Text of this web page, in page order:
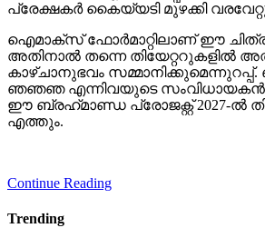
പ്രേക്ഷകര്‍ കൈയ്യടി മുഴക്കി
ഐമാക്‌സ് ഫോര്‍മാറ്റിലാണ് ഈ
അതിനാല്‍ തന്നെ തിയേറ്ററുകളില്‍
കാഴ്ചാനുഭവം
ഞഞഞ എന്നിവയുടെ സംവിധായകന്‍
ഈ ബ്രഹ്‌മാണ്ഡ പ്രോജക്റ്റ് 2027-ല്‍
എത്തും.
Continue Reading
Trending